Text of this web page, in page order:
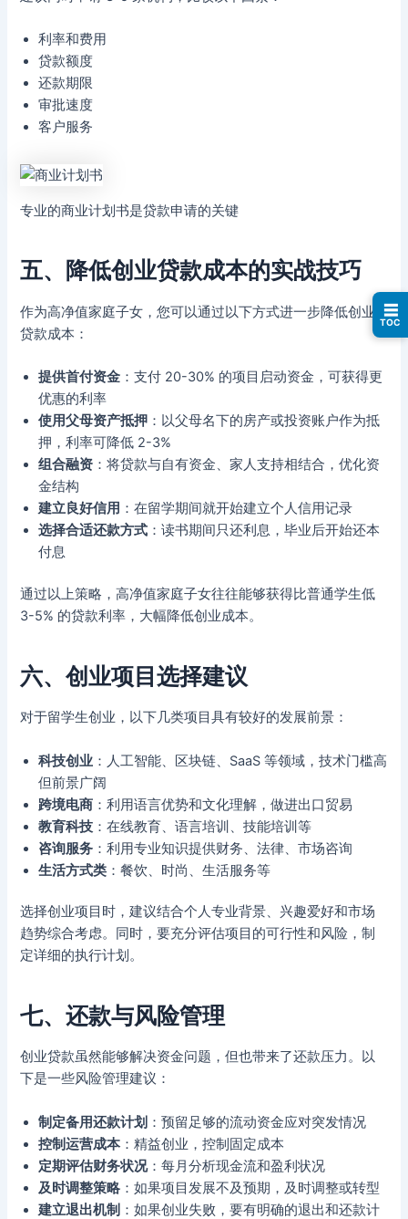
利率和费用
贷款额度
还款期限
审批速度
客户服务
专业的商业计划书是贷款申请的关键
五、降低创业贷款成本的实战技巧
作为高净值家庭子女，您可以通过以下方式进一步降低创业
贷款成本：
提供首付资金 ：支付 20-30% 的项目启动资金，可获得更
优惠的利率
使用父母资产抵押 ：以父母名下的房产或投资账户作为抵
押，利率可降低 2-3%
组合融资 ：将贷款与自有资金、家人支持相结合，优化资
金结构
建立良好信用 ：在留学期间就开始建立个人信用记录
选择合适还款方式 ：读书期间只还利息，毕业后开始还本
付息
通过以上策略，高净值家庭子女往往能够获得比普通学生低
3-5% 的贷款利率，大幅降低创业成本。
六、创业项目选择建议
对于留学生创业，以下几类项目具有较好的发展前景：
科技创业 ：人工智能、区块链、SaaS 等领域，技术门槛高
但前景广阔
跨境电商 ：利用语言优势和文化理解，做进出口贸易
教育科技 ：在线教育、语言培训、技能培训等
咨询服务 ：利用专业知识提供财务、法律、市场咨询
生活方式类 ：餐饮、时尚、生活服务等
选择创业项目时，建议结合个人专业背景、兴趣爱好和市场
趋势综合考虑。同时，要充分评估项目的可行性和风险，制
定详细的执行计划。
七、还款与风险管理
创业贷款虽然能够解决资金问题，但也带来了还款压力。以
下是一些风险管理建议：
制定备用还款计划 ：预留足够的流动资金应对突发情况
控制运营成本 ：精益创业，控制固定成本
定期评估财务状况：每月分析现金流和盈利状况
及时调整策略 ：如果项目发展不及预期，及时调整或转型
建立退出机制 ：如果创业失败，要有明确的退出和还款计
☰
TOC